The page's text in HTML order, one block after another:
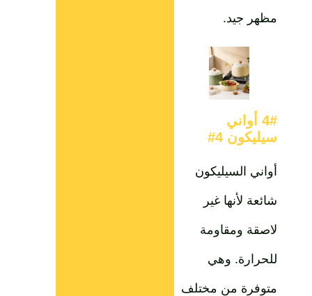
مظهر جيد.
4# أواني
سيليكون 4#
أواني السيليكون
شائعة لأنها غير
لاصقة ومقاومة
للحرارة. وهي
متوفرة من مختلف